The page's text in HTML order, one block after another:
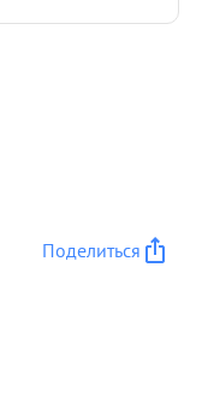
Поделиться